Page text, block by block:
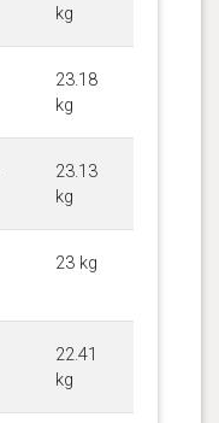
kg
23.18
kg
23.13
kg
23 kg
22.41
kg